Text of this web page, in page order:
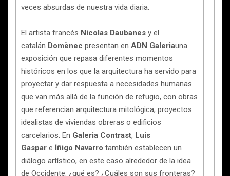
veces absurdas de nuestra vida diaria.
El artista francés Nicolas Daubanes y el
catalán Domènec presentan en ADN Galeriauna
exposición que repasa diferentes momentos
históricos en los que la arquitectura ha servido para
proyectar y dar respuesta a necesidades humanas
que van más allá de la función de refugio, con obras
que referencian arquitectura mitológica, proyectos
idealistas de viviendas obreras o edificios
carcelarios. En Galeria Contrast, Luis
Gaspar e Íñigo Navarro también establecen un
diálogo artístico, en este caso alrededor de la idea
de Occidente: ¿qué es? ¿Cuáles son sus fronteras?